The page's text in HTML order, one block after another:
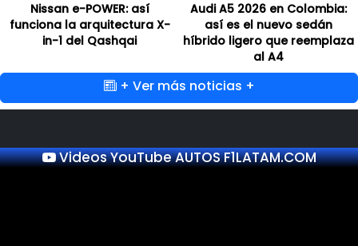
Nissan e-POWER: así
funciona la arquitectura X-
in-1 del Qashqai
Audi A5 2026 en Colombia:
así es el nuevo sedán
híbrido ligero que reemplaza
al A4
+ Ver más noticias +
Videos YouTube AUTOS F1LATAM.COM